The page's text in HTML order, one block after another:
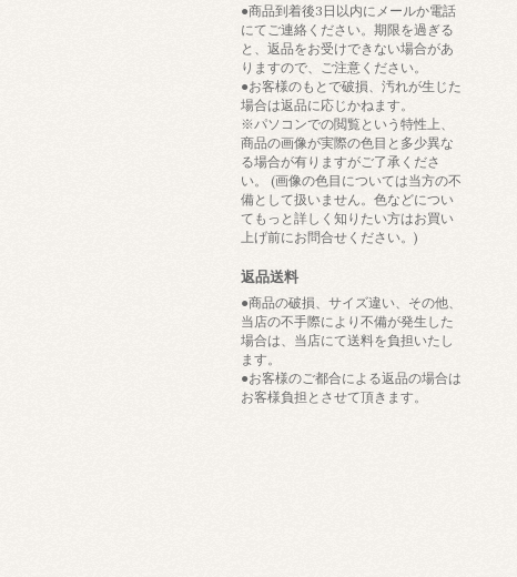
●商品到着後3日以内にメールか電話
にてご連絡ください。期限を過ぎる
と、返品をお受けできない場合があ
りますので、ご注意ください。
●お客様のもとで破損、汚れが生じた
場合は返品に応じかねます。
※パソコンでの閲覧という特性上、
商品の画像が実際の色目と多少異な
る場合が有りますがご了承くださ
い。 (画像の色目については当方の不
備として扱いません。色などについ
てもっと詳しく知りたい方はお買い
上げ前にお問合せください。)
返品送料
●商品の破損、サイズ違い、その他、
当店の不手際により不備が発生した
場合は、当店にて送料を負担いたし
ます。
●お客様のご都合による返品の場合は
お客様負担とさせて頂きます。